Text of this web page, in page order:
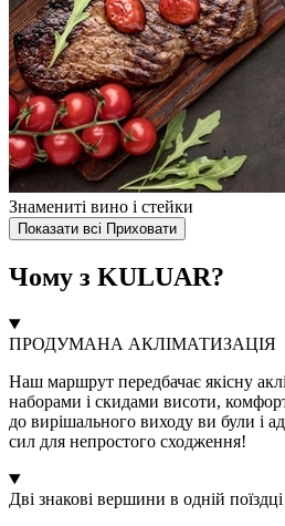
Знамениті вино і стейки
Показати всі Приховати
Чому з KULUAR?
ПРОДУМАНА АКЛІМАТИЗАЦІЯ
Наш маршрут передбачає якісну
наборами і скидами висоти,
до вирішального виходу ви були і
сил для непростого сходження!
Дві знакові вершини в одній поїздці